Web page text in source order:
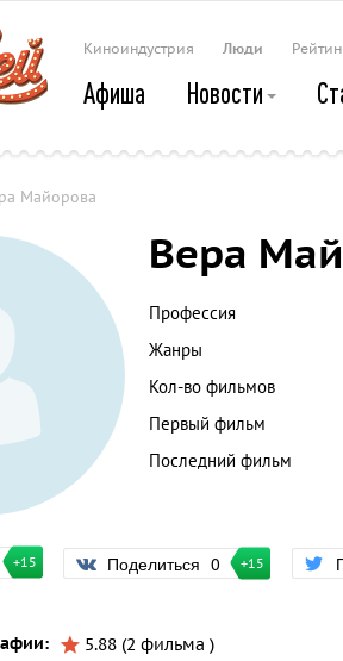
Киноиндустрия Люди
Афиша Новости
Майорова
Вера
Профессия
Жанры
Кол-во фильмов
Первый фильм
Последний фильм
+15 Поделиться 0 +15
5.88 (2 фильма )